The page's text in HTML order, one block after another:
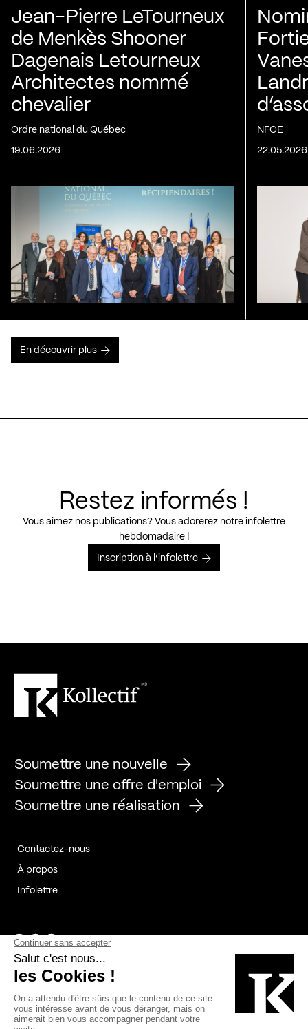
Jean-Pierre LeTourneux
de Menkès Shooner
Dagenais Letourneux
Architectes nommé
chevalier
Ordre national du Québec
19.06.2026
NFOE
22.05.2026
En découvrir plus
Restez informés !
Vous aimez nos publications? Vous adorerez notre infolettre
hebdomadaire !
Inscription à l’infolettre
Soumettre une nouvelle
Soumettre une offre d'emploi
Soumettre une réalisation
Contactez-nous
À propos
Infolettre
Page Facebook de Kollectif
Page Instagram de Kollectif
Page Linkedin de Kollectif